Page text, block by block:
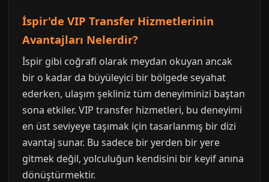
İspir'de VIP Transfer Hizmetlerinin
Avantajları Nelerdir?
İspir gibi coğrafi olarak meydan okuyan ancak
bir o kadar da büyüleyici bir bölgede seyahat
ederken, ulaşım şekliniz tüm deneyiminizi baştan
sona etkiler. VIP transfer hizmetleri, bu deneyimi
en üst seviyeye taşımak için tasarlanmış bir dizi
avantaj sunar. Bu sadece bir yerden bir yere
gitmek değil, yolculuğun kendisini bir keyif anına
dönüştürmektir.